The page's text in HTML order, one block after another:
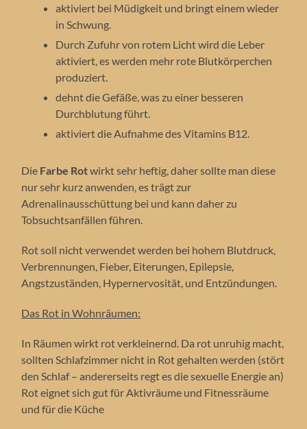
aktiviert bei Müdigkeit und bringt einem wieder
in Schwung.
Durch Zufuhr von rotem Licht wird die Leber
aktiviert, es werden mehr rote Blutkörperchen
produziert.
dehnt die Gefäße, was zu einer besseren
Durchblutung führt.
aktiviert die Aufnahme des Vitamins B12.
Die Farbe Rotwirkt sehr heftig, daher sollte man diese
nur sehr kurz anwenden, es trägt zur
Adrenalinausschüttung bei und kann daher zu
Tobsuchtsanfällen führen.
Rot soll nicht verwendet werden bei hohem Blutdruck,
Verbrennungen, Fieber, Eiterungen, Epilepsie,
Angstzuständen, Hypernervosität, und Entzündungen.
Das Rot in Wohnräumen:
In Räumen wirkt rot verkleinernd. Da rot unruhig macht,
sollten Schlafzimmer nicht in Rot gehalten werden (stört
den Schlaf – andererseits regt es die sexuelle Energie an)
Rot eignet sich gut für Aktivräume und Fitnessräume
und für die Küche